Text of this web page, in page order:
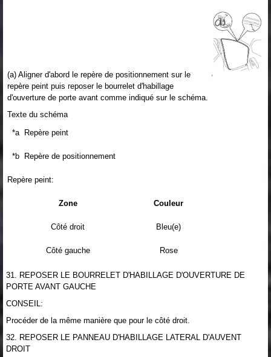
(a) Aligner d'abord le repère de positionnement sur le
repère peint puis reposer le bourrelet d'habillage
d'ouverture de porte avant comme indiqué sur le schéma.
Texte du schéma
*a Repère peint
*b Repère de positionnement
Repère peint:
Zone Couleur
Côté droit Bleu(e)
Côté gauche Rose
31. REPOSER LE BOURRELET D'HABILLAGE D'OUVERTURE DE
PORTE AVANT GAUCHE
CONSEIL:
Procéder de la même manière que pour le côté droit.
32. REPOSER LE PANNEAU D'HABILLAGE LATERAL D'AUVENT
DROIT